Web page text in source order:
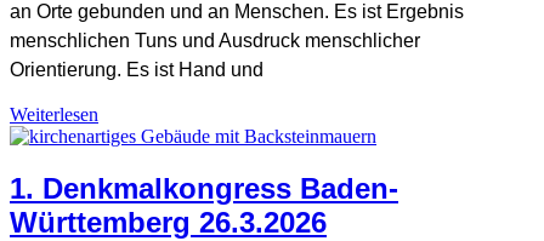
Allgemein
an Orte gebunden und an Menschen. Es ist Ergebnis
menschlichen Tuns und Ausdruck menschlicher
Orientierung. Es ist Hand und
Weiterlesen
1. Denkmalkongress Baden-
Württemberg 26.3.2026